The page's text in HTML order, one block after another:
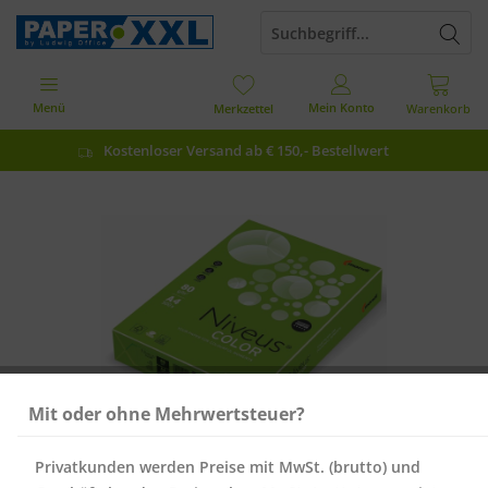
Kostenloser Versand ab € 150,- Bestellwert
Warenkorb
Merkzettel Mein Konto
Menü
Mit oder ohne Mehrwertsteuer?
Privatkunden werden Preise mit MwSt. (brutto) und